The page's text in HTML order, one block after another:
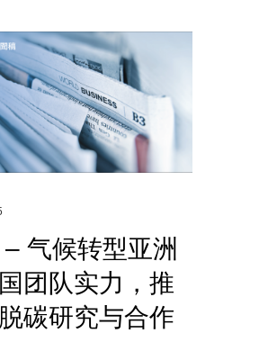
气候转型亚洲
团队实力，推
碳研究与合作